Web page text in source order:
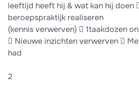
leeftijd heeft hij & wat kan hij doen
beroepspraktijk realiseren
(kennis verwerven)  1taakdozen
 Nieuwe inzichten verwerven 
had
2